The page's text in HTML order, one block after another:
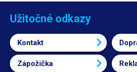
Užitočné odkazy
Kontakt
Zápožička